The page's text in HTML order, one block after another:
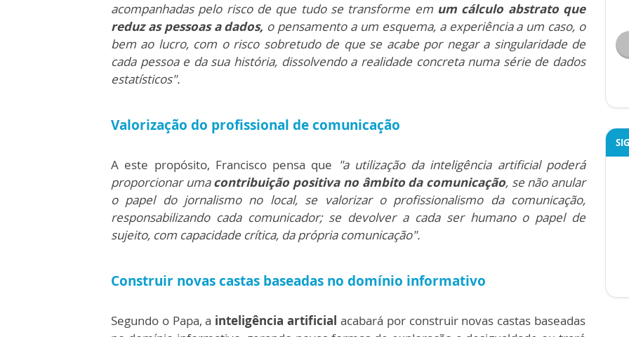
acompanhadas pelo risco de que tudo se transforme em um cálculo abstrato que
reduz as pessoas a dados, o pensamento a um esquema, a experiência a um caso, o
bem ao lucro, com o risco sobretudo de que se acabe por negar a singularidade de
cada pessoa e da sua história, dissolvendo a realidade concreta numa série de dados
estatísticos".
Valorização do profissional de comunicação
A este propósito, Francisco pensa que "a utilização da inteligência artificial poderá
proporcionar umacontribuição positiva no âmbito da comunicação, se não anular
o papel do jornalismo no local, se valorizar o profissionalismo da comunicação,
responsabilizando cada comunicador; se devolver a cada ser humano o papel de
sujeito, com capacidade crítica, da própria comunicação".
Construir novas castas baseadas no domínio informativo
Segundo o Papa, a inteligência artificial acabará por construir novas castas baseadas